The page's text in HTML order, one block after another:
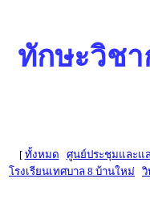
ทักษะวิชา
[ ทั้งหมด ศูนย์ประชุมและแ
โรงเรียนเทศบาล 8 บ้านใหม่
วิ